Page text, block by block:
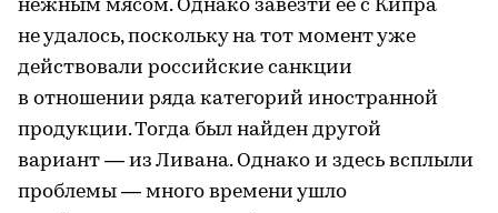
нежным мясом. Однако завезти ее с Кипра
не удалось, поскольку на тот момент уже
действовали российские санкции
в отношении ряда категорий иностранной
продукции. Тогда был найден другой
вариант — из Ливана. Однако и здесь всплыли
проблемы — много времени ушло